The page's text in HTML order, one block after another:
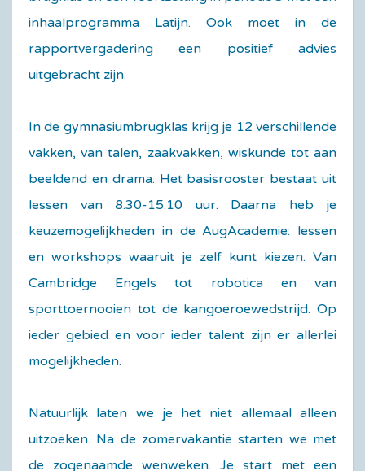
inhaalprogramma Latijn. Ook moet in de
rapportvergadering een positief advies
uitgebracht zijn.
In de gymnasiumbrugklas krijg je 12 verschillende
vakken, van talen, zaakvakken, wiskunde tot aan
beeldend en drama. Het basisrooster bestaat uit
lessen van 8.30-15.10 uur. Daarna heb je
keuzemogelijkheden in de AugAcademie: lessen
en workshops waaruit je zelf kunt kiezen. Van
Cambridge Engels tot robotica en van
sporttoernooien tot de kangoeroewedstrijd. Op
ieder gebied en voor ieder talent zijn er allerlei
mogelijkheden.
Natuurlijk laten we je het niet allemaal alleen
uitzoeken. Na de zomervakantie starten we met
de zogenaamde wenweken. Je start met een